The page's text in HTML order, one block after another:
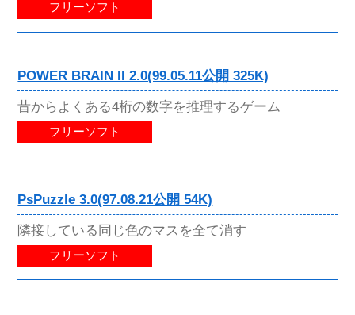
フリーソフト
POWER BRAIN II 2.0(99.05.11公開 325K)
昔からよくある4桁の数字を推理するゲーム
フリーソフト
PsPuzzle 3.0(97.08.21公開 54K)
隣接している同じ色のマスを全て消す
フリーソフト